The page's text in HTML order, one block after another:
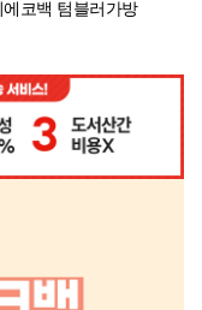
코백 텀블러가방